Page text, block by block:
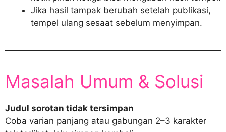
Jika hasil tampak berubah setelah publikasi,
tempel ulang sesaat sebelum menyimpan.
Masalah Umum & Solusi
Judul sorotan tidak tersimpan
Coba varian panjang atau gabungan 2–3 karakter